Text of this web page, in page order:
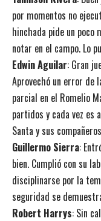
por momentos no
hinchada pide un poco
notar en el campo. Lo
Edwin Aguilar: Gran
Aprovechó un error de
parcial en el Romelio
partidos y cada vez es
Santa y sus
Guillermo Sierra:
bien. Cumplió con su
disciplinarse por la
seguridad se
Robert Harrys: Sin